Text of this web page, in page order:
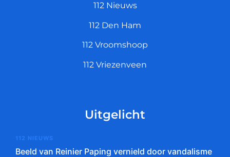
112 Nieuws
112 Den Ham
112 Vroomshoop
112 Vriezenveen
Uitgelicht
112 NIEUWS
Beeld van Reinier Paping vernield door vandalisme